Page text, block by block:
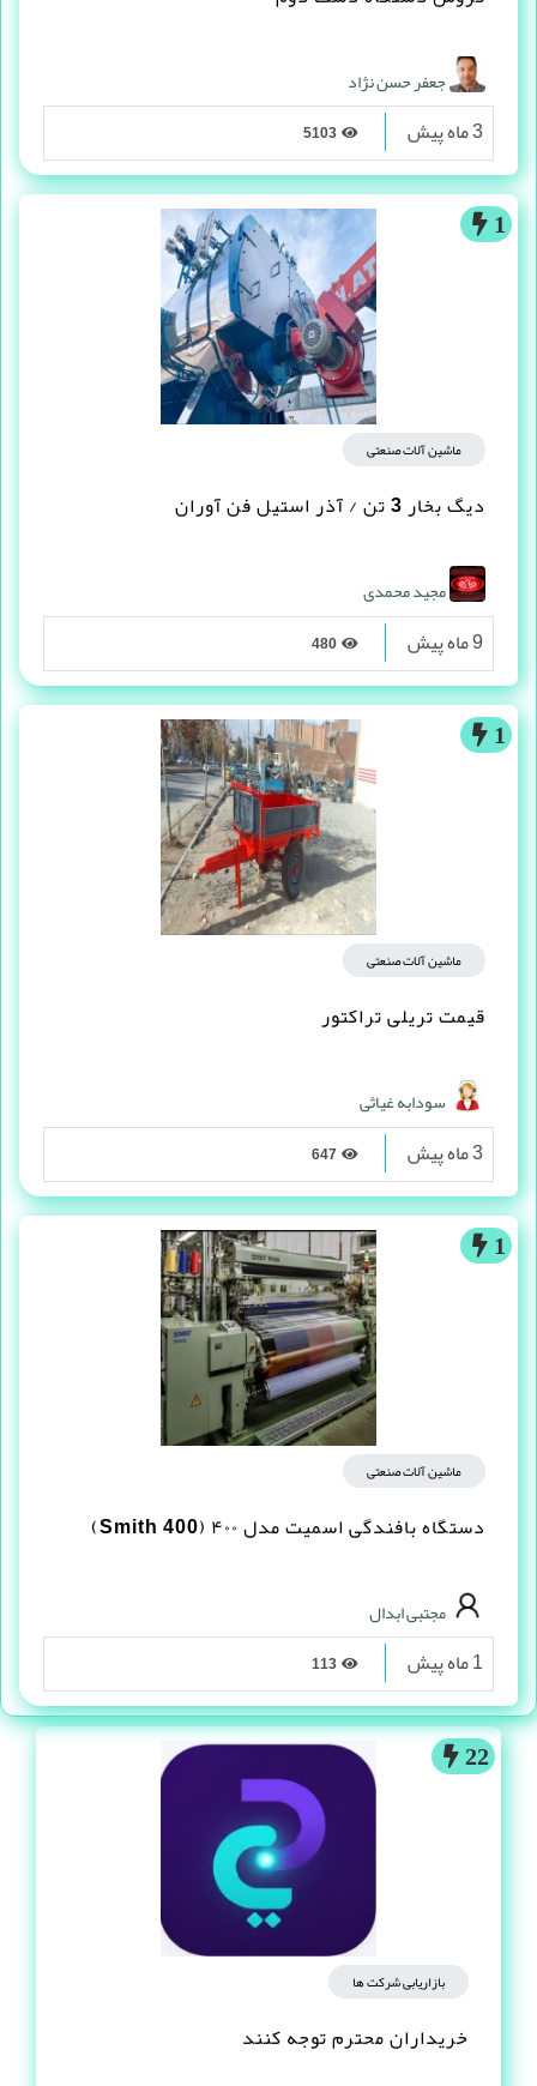
22
بازاریابی شرکت ها
خریداران محترم توجه کنند
جعفر حسن نژاد
3 ماه پیش
1
ماشین آلات صنعتی
دیگ بخار 3 تن / آذر استیل فن آوران
مجید محمدی
9 ماه پیش
1
ماشین آلات صنعتی
قیمت تریلی تراکتور
سودابه غیاثی
3 ماه پیش
1
ماشین آلات صنعتی
دستگاه بافندگی اسمیت مدل ۴۰۰ (Smith 400)
مجتبی ابدال
1 ماه پیش